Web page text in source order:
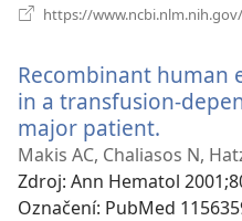
https://
Recombinant
in a transfusion-
major patient.
nové
okno)
Makis AC, Chaliasos N,
Zdroj‎: Ann Hematol
Označení‎: PubMed